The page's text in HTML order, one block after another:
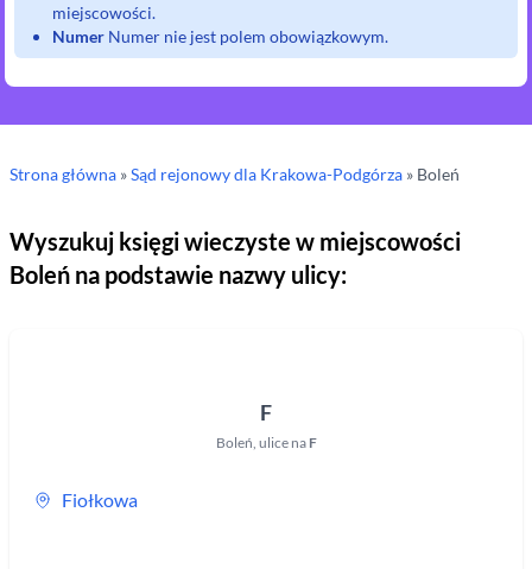
miejscowości.
Numer Numer nie jest polem obowiązkowym.
Strona główna »Sąd rejonowydla Krakowa-Podgórza » Boleń
Wyszukuj księgi wieczyste w miejscowości
Boleń na podstawie nazwy ulicy:
F
Boleń, ulice na F
Fiołkowa